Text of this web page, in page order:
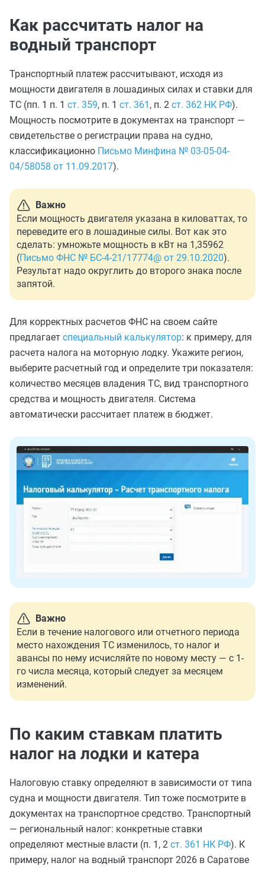
Как рассчитать налог на
водный транспорт
Транспортный платеж рассчитывают, исходя из
мощности двигателя в лошадиных силах и ставки для
ТС (пп. 1 п. 1 ст. 359, п. 1 ст. 361 , п. 2 ст. 362 НК РФ).
Мощность посмотрите в документах на транспорт —
свидетельстве о регистрации права на судно,
классификационно Письмо Минфина № 03-05-04-
04/58058 от 11.09.2017).
Важно
Если мощность двигателя указана в киловаттах, то
переведите его в лошадиные силы. Вот как это
сделать: умножьте мощность в кВт на 1,35962
(Письмо ФНС № БС-4-21/17774@ от 29.10.2020).
Результат надо округлить до второго знака после
запятой.
Для корректных расчетов ФНС на своем сайте
предлагает специальный калькулятор: к примеру, для
расчета налога на моторную лодку. Укажите регион,
выберите расчетный год и определите три показателя:
количество месяцев владения ТС, вид транспортного
средства и мощность двигателя. Система
автоматически рассчитает платеж в бюджет.
Важно
Если в течение налогового или отчетного периода
место нахождения ТС изменилось, то налог и
авансы по нему исчисляйте по новому месту — с 1-
го числа месяца, который следует за месяцем
изменений.
По каким ставкам платить
налог на лодки и катера
Налоговую ставку определяют в зависимости от типа
судна и мощности двигателя. Тип тоже посмотрите в
документах на транспортное средство. Транспортный
— региональный налог: конкретные ставки
определяют местные власти (п. 1, 2 ст. 361 НК РФ). К
примеру, налог на водный транспорт 2026 в Саратове